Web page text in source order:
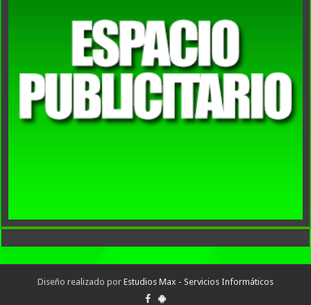
Diseño realizado por Estudios Max - Servicios Informáticos